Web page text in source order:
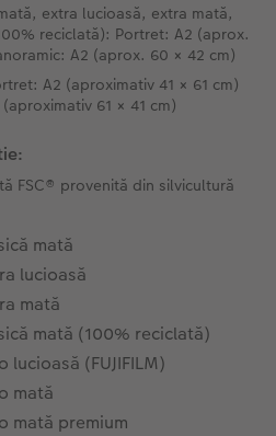
extra lucioasă, extra mată,
reciclată): Portret: A2 (aprox.
A2 (aprox. 60 × 42 cm)
A2 (aproximativ 41 × 61 cm)
61 × 41 cm)
FSC® provenită din silvicultură
mată
lucioasă
mată
mată (100% reciclată)
lucioasă (FUJIFILM)
mată
mată premium